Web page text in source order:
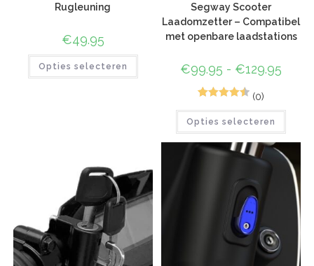
Rugleuning
€49.95
Opties selecteren
Segway Scooter
Laadomzetter – Compatibel
met openbare laadstations
€99.95 - €129.95
rd4.50op
gebaseerd
waardering
(0)
Opties selecteren